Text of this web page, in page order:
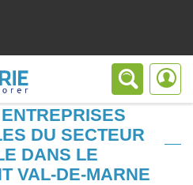
DU SECTEUR
DANS LE
VAL-DE-MARNE